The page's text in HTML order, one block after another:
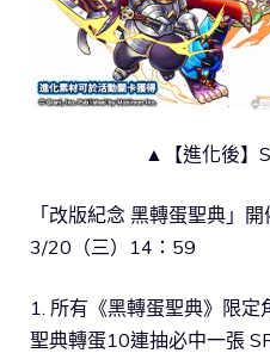
▲【進化後
「改版紀念 黑轉蛋聖典」
3/20（三）14：59
1. 所有《黑轉蛋聖典》限
聖典轉蛋10連抽必中一張